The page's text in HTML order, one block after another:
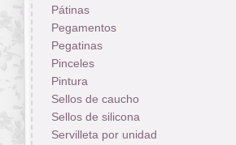
Pátinas
Pegamentos
Pegatinas
Pinceles
Pintura
Sellos de caucho
Sellos de silicona
Servilleta por unidad